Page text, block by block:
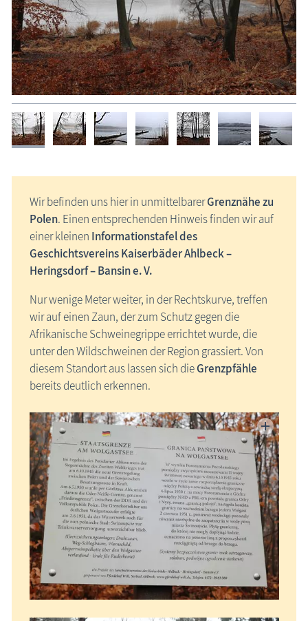
Wir befinden uns hier in unmittelbarerGrenznähe zu
Polen. Einen entsprechenden Hinweis finden wir auf
einer kleinen Informationstafel des
Geschichtsvereins Kaiserbäder Ahlbeck –
Heringsdorf – Bansin e. V.
Nur wenige Meter weiter, in der Rechtskurve, treffen
wir auf einen Zaun, der zum Schutz gegen die
Afrikanische Schweinegrippe errichtet wurde, die
unter den Wildschweinen der Region grassiert. Von
diesem Standort aus lassen sich dieGrenzpfähle
bereits deutlich erkennen.